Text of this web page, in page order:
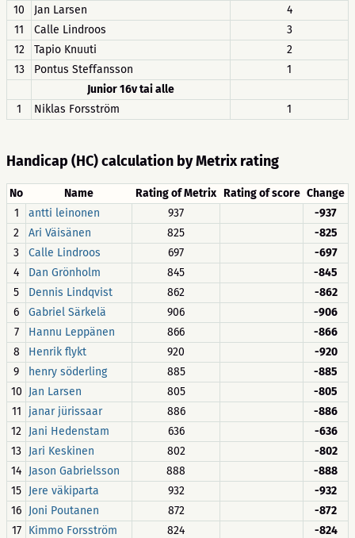
10
Jan Larsen
4
11
Calle Lindroos
3
12
Tapio Knuuti
2
13
Pontus Steffansson
1
Junior 16v tai alle
1
Niklas Forsström 1
Handicap (HC) calculation by Metrix rating
No Name Rating of Metrix Rating of score Change
1
antti leinonen 937
-937
2
Ari Väisänen 825
-825
3
Calle Lindroos 697
-697
4
Dan Grönholm 845
-845
5
Dennis Lindqvist 862
-862
6
Gabriel Särkelä 906
-906
7
Hannu Leppänen 866
-866
8
Henrik flykt 920
-920
9
henry söderling 885
-885
10 Jan Larsen 805
-805
11
janar jürissaar 886
-886
12 Jani Hedenstam 636
-636
13 Jari Keskinen 802
-802
14 Jason Gabrielsson 888
-888
15 Jere väkiparta 932
-932
16 Joni Poutanen 872
-872
17
Kimmo Forsström 824
-824